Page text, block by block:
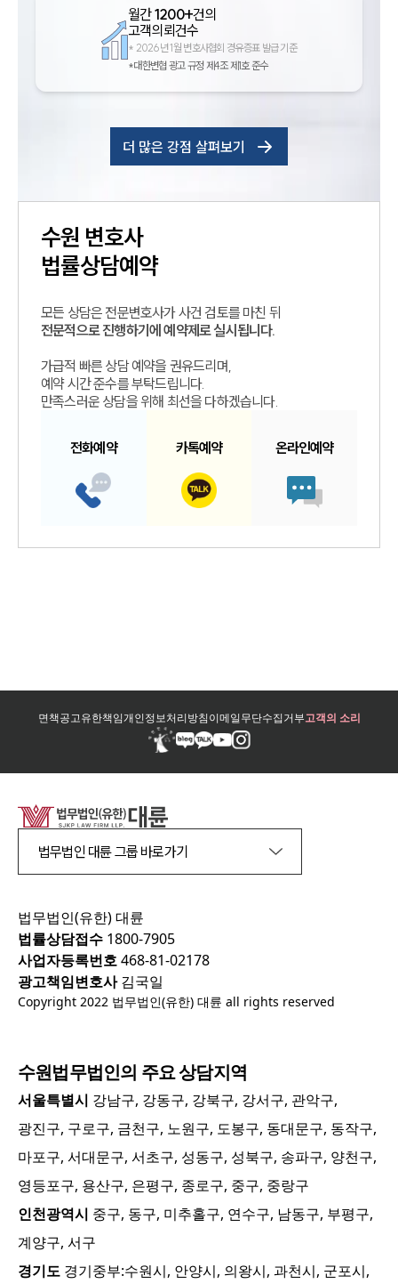
월간1200+건의
고객의뢰건수
* 2026년 1월 변호사협회 경유증표 발급 기준
*대한변협 광고 규정 제4조 제1호 준수
더 많은 강점 살펴보기
수원 변호사
법률상담예약
모든 상담은 전문변호사가 사건 검토를 마친 뒤
전문적으로 진행하기에 예약제로 실시됩니다.
가급적 빠른 상담 예약을 권유드리며,
예약 시간 준수를 부탁드립니다.
만족스러운 상담을 위해 최선을 다하겠습니다.
전화예약 카톡예약 온라인예약
면책공고유한책임개인정보처리방침이메일무단수집거부고객의 소리
법무법인 대륜 그룹 바로가기
법무법인(유한) 대륜
법률상담접수 1800-7905
사업자등록번호468-81-02178
광고책임변호사김국일
Copyright 2022 법무법인(유한) 대륜 all rights reserved
수원법무법인의 주요 상담지역
서울특별시 강남구, 강동구, 강북구, 강서구, 관악구,
광진구, 구로구, 금천구, 노원구, 도봉구, 동대문구, 동작구,
마포구, 서대문구, 서초구, 성동구, 성북구, 송파구, 양천구,
영등포구, 용산구, 은평구, 종로구, 중구, 중랑구
인천광역시 중구, 동구, 미추홀구, 연수구, 남동구, 부평구,
계양구, 서구
경기도 경기중부:수원시, 안양시, 의왕시, 과천시, 군포시,